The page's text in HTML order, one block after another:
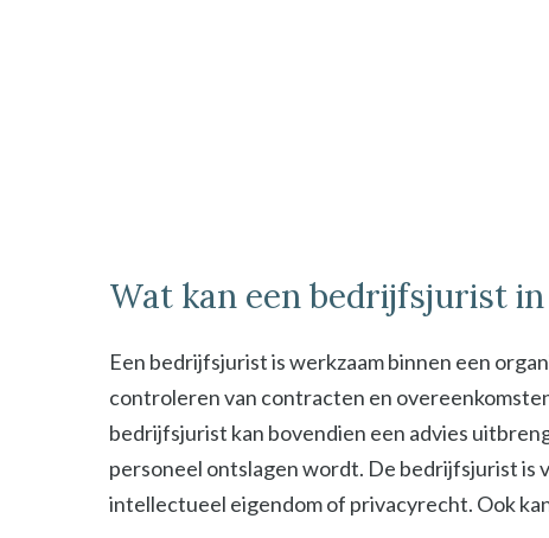
Wat kan een bedrijfsjurist
Een bedrijfsjurist is werkzaam binnen een
controleren van contracten en
bedrijfsjurist kan bovendien een advies
personeel ontslagen wordt. De bedrijfsjurist is
intellectueel eigendom of privacyrecht. Ook